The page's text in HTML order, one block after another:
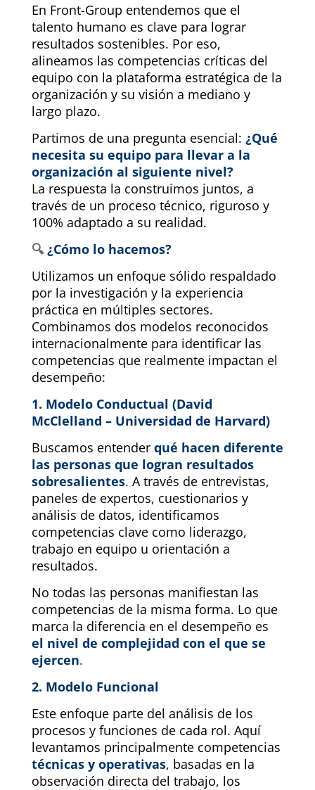
En Front-Group entendemos que el
talento humano es clave para lograr
resultados sostenibles. Por eso,
alineamos las competencias críticas del
equipo con la plataforma estratégica de la
organización y su visión a mediano y
largo plazo.
Partimos de una pregunta esencial: ¿Qué
necesita su equipo para llevar a la
organización al siguiente nivel?
La respuesta la construimos juntos, a
través de un proceso técnico, riguroso y
100% adaptado a su realidad.
🔍 ¿Cómo lo hacemos?
Utilizamos un enfoque sólido respaldado
por la investigación y la experiencia
práctica en múltiples sectores.
Combinamos dos modelos reconocidos
internacionalmente para identificar las
competencias que realmente impactan el
desempeño:
1. Modelo Conductual (David
McClelland – Universidad de Harvard)
Buscamos entender qué hacen diferente
las personas que logran resultados
sobresalientes. A través de entrevistas,
paneles de expertos, cuestionarios y
análisis de datos, identificamos
competencias clave como liderazgo,
trabajo en equipo u orientación a
resultados.
No todas las personas manifiestan las
competencias de la misma forma. Lo que
marca la diferencia en el desempeño es
el nivel de complejidad con el que se
ejercen.
2. Modelo Funcional
Este enfoque parte del análisis de los
procesos y funciones de cada rol. Aquí
levantamos principalmente competencias
técnicas y operativas, basadas en la
observación directa del trabajo, los